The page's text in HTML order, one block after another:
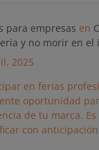
para empresas en
y no morir en el
2025
en ferias
oportunidad
de tu marca.
con